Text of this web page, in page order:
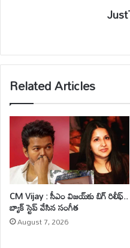
Related Articles
CM Vijay : సీఎం విజయ్‌కు బిగ్ రిలీఫ్..
బ్యాక్ స్టెప్ వేసిన సంగీత
August 7, 2026